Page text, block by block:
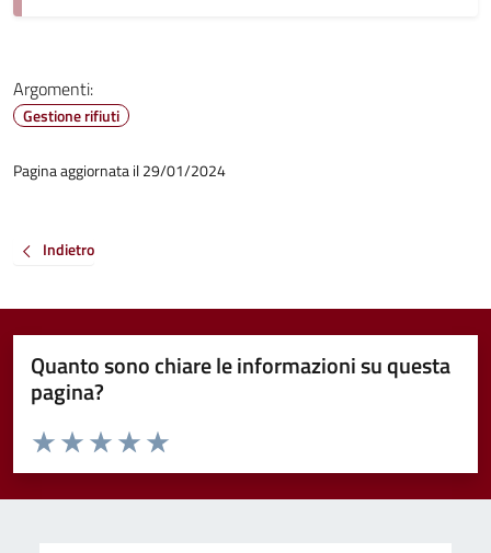
Argomenti:
Gestione rifiuti
Pagina aggiornata il 29/01/2024
Indietro
Quanto sono chiare le informazioni su questa
pagina?
Valuta da 1 a 5 stelle la pagina
Valuta 5 stelle su 5
Valuta 4 stelle su 5
Valuta 3 stelle su 5
Valuta 2 stelle su 5
Valuta 1 stelle su 5